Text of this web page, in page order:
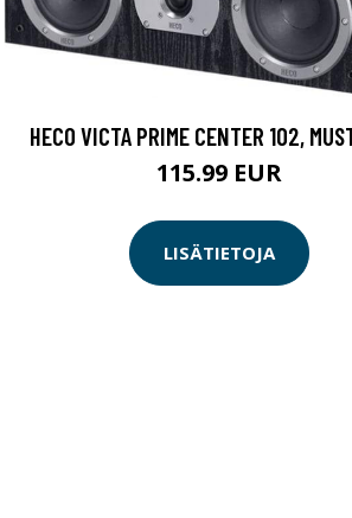
HECO VICTA PRIME CENTER 102,
115.99 EUR
LISÄTIETOJA